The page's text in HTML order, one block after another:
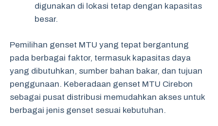
digunakan di lokasi tetap dengan kapasitas
besar.
Pemilihan genset MTU yang tepat bergantung
pada berbagai faktor, termasuk kapasitas daya
yang dibutuhkan, sumber bahan bakar, dan tujuan
penggunaan. Keberadaan genset MTU Cirebon
sebagai pusat distribusi memudahkan akses untuk
berbagai jenis genset sesuai kebutuhan.